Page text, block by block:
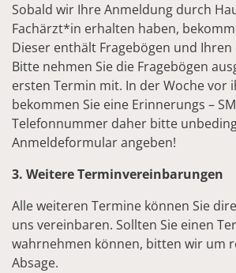
Sobald wir Ihre Anmeldung durch
Fachärzt*in erhalten haben,
Dieser enthält Fragebögen und
Bitte nehmen Sie die Fragebögen
ersten Termin mit. In der Woche vor
bekommen Sie eine Erinnerungs –
Telefonnummer daher bitte
Anmeldeformular angeben!
3. Weitere Terminvereinbarungen
Alle weiteren Termine können Sie
uns vereinbaren. Sollten Sie einen
wahrnehmen können, bitten wir um
Absage.